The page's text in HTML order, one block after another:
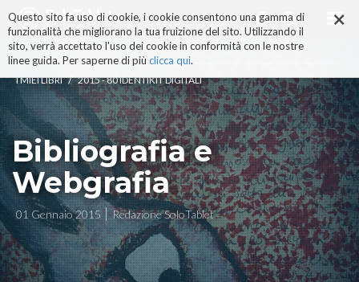
×
Questo sito fa uso di cookie, i cookie consentono una gamma di
funzionalità che migliorano la tua fruizione del sito. Utilizzando il
sito, verrà accettato l'uso dei cookie in conformità con le nostre
linee guida. Per saperne di più clicca qui.
ai
contenuti.
|
alla
navigazione
I MIEI LIBRI / 2015 - 80 IDENTIKIT DIGITALI
Bibliografia e
Webgrafia
01 Gennaio 2015 Redazione SoloTablet